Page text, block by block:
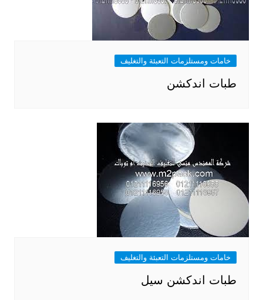
خامات ومستلزمات التعبئة والتغليف
طبات اندكشن
خامات ومستلزمات التعبئة والتغليف
طبات اندكشن سيل